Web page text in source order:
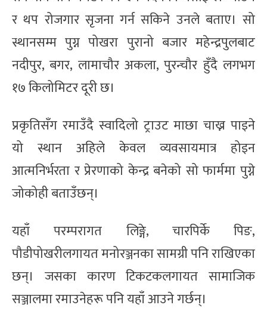
र थप रोजगार सृजना गर्न सकिने उनले बताए। सो
स्थानसम्म पुग्न पोखरा पुरानो बजार महेन्द्रपुलबाट
नदीपुर, बगर, लामाचौर अकला, पुरन्चौर हुँदै लगभग
१७ किलोमिटर दूरी छ।
प्रकृतिसँग रमाउँदै स्वादिलो ट्राउट माछा चाख्न पाइने
यो स्थान अहिले केवल व्यवसायमात्र होइन
आत्मनिर्भरता र प्रेरणाको केन्द्र बनेको सो फार्ममा पुग्ने
जोकोही बताउँछन्।
यहाँ परम्परागत लिङ्गे, चारपिर्के पिङ,
पौडीपोखरीलगायत मनोरञ्जनका सामग्री पनि राखिएका
छन्। जसका कारण टिकटकलगायत सामाजिक
सञ्जालमा रमाउनेहरू पनि यहाँ आउने गर्छन्।